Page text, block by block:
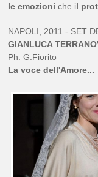
le emozioni che il
NAPOLI, 2011 - SET
GIANLUCA
Ph. G.Fiorito
La voce dell'Amore...